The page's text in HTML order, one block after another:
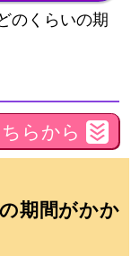
のくらいの期
らから
期間がかか